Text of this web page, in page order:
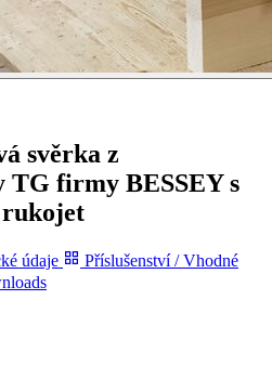
svěrka z
TG firmy BESSEY s
rukojet
údaje
Příslušenství / Vhodné